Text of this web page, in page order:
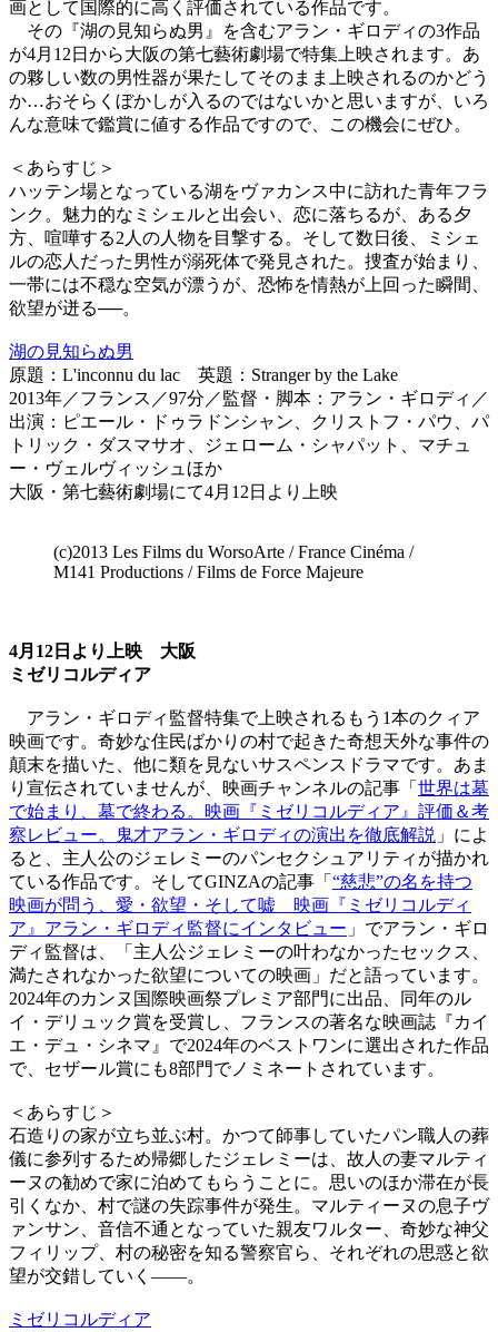
画として国際的に高く評価されている作品です。
その『湖の見知らぬ男』を含むアラン・ギロディの3作品
が4月12日から大阪の第七藝術劇場で特集上映されます。あ
の夥しい数の男性器が果たしてそのまま上映されるのかどう
か…おそらくぼかしが入るのではないかと思いますが、いろ
んな意味で鑑賞に値する作品ですので、この機会にぜひ。
＜あらすじ＞
ハッテン場となっている湖をヴァカンス中に訪れた青年フラ
ンク。魅力的なミシェルと出会い、恋に落ちるが、ある夕
方、喧嘩する2人の人物を目撃する。そして数日後、ミシェ
ルの恋人だった男性が溺死体で発見された。捜査が始まり、
一帯には不穏な空気が漂うが、恐怖を情熱が上回った瞬間、
欲望が迸る──。
湖の見知らぬ男
原題：L'inconnu du lac 英題：Stranger by the Lake
2013年／フランス／97分／監督・脚本：アラン・ギロディ／
出演：ピエール・ドゥラドンシャン、クリストフ・パウ、パ
トリック・ダスマサオ、ジェローム・シャパット、マチュ
ー・ヴェルヴィッシュほか
大阪・第七藝術劇場にて4月12日より上映
(c)2013 Les Films du WorsoArte / France Cinéma /
M141 Productions / Films de Force Majeure
4月12日より上映 大阪
ミゼリコルディア
アラン・ギロディ監督特集で上映されるもう1本のクィア
映画です。奇妙な住民ばかりの村で起きた奇想天外な事件の
顛末を描いた、他に類を見ないサスペンスドラマです。あま
り宣伝されていませんが、映画チャンネルの記事「 世界は墓
で始まり、墓で終わる。映画『ミゼリコルディア』評価＆考
察レビュー。鬼才アラン・ギロディの演出を徹底解説 」によ
ると、主人公のジェレミーのパンセクシュアリティが描かれ
ている作品です。そしてGINZAの記事「 “慈悲”の名を持つ
映画が問う、愛・欲望・そして嘘 映画『ミゼリコルディ
ア』アラン・ギロディ監督にインタビュー 」でアラン・ギロ
ディ監督は、「主人公ジェレミーの叶わなかったセックス、
満たされなかった欲望についての映画」だと語っています。
2024年のカンヌ国際映画祭プレミア部門に出品、同年のル
イ・デリュック賞を受賞し、フランスの著名な映画誌『カイ
エ・デュ・シネマ』で2024年のベストワンに選出された作品
で、セザール賞にも8部門でノミネートされています。
＜あらすじ＞
石造りの家が立ち並ぶ村。かつて師事していたパン職人の葬
儀に参列するため帰郷したジェレミーは、故人の妻マルティ
ーヌの勧めで家に泊めてもらうことに。思いのほか滞在が長
引くなか、村で謎の失踪事件が発生。マルティーヌの息子ヴ
ァンサン、音信不通となっていた親友ワルター、奇妙な神父
フィリップ、村の秘密を知る警察官ら、それぞれの思惑と欲
望が交錯していく――。
ミゼリコルディア